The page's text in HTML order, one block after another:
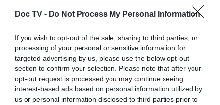
Doc TV - Do Not Process My Personal Information
If you wish to opt-out of the sale, sharing to third parties, or
processing of your personal or sensitive information for
targeted advertising by us, please use the below opt-out
section to confirm your selection. Please note that after your
opt-out request is processed you may continue seeing
interest-based ads based on personal information utilized by
us or personal information disclosed to third parties prior to